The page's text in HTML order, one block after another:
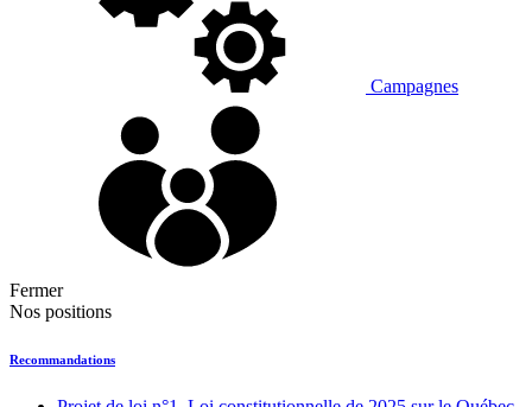
Campagnes
Fermer
Nos positions
Recommandations